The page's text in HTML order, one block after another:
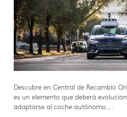
Descubre en Central de Recambio
es un elemento que deberá
adaptarse al coche autónomo….